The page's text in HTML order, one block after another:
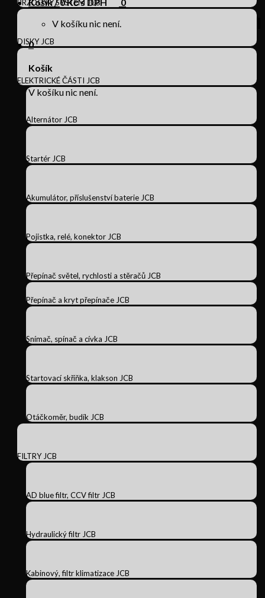
V košíku nic není.
0
Košík
V košíku nic není.
BRZDOVÝ SYSTÉM JCB
DISKY JCB
ELEKTRICKÉ ČÁSTI JCB
Alternátor JCB
Startér JCB
Akumulátor, příslušenství baterie JCB
Pojistka, relé, konektor JCB
Přepínač světel, rychlosti a stěračů JCB
Přepínač a kryt přepínače JCB
Snímač, spínač a cívka JCB
Startovací skříňka, klakson JCB
Otáčkoměr, budík JCB
FILTRY JCB
AD blue filtr, CCV filtr JCB
Hydraulický filtr JCB
Kabinový, filtr klimatizace JCB